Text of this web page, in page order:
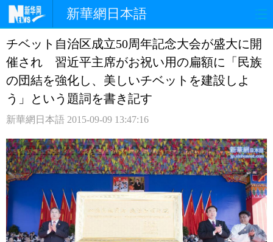
新華網日本語
ホームページ 政治 経済
社会 文化 エンタメ
観光 評論
中日対訳
チベット自治区成立50周年記念大会が盛大に開
催され 習近平主席がお祝い用の扁額に「民族
の団結を強化し、美しいチベットを建設しよ
う」という題詞を書き記す
新華網日本語 2015-09-09 13:47:16